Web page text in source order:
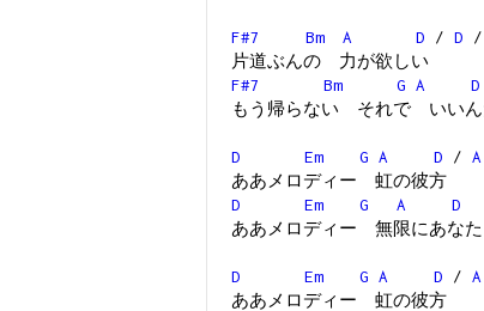
F#7 Bm A D / D /
片道ぶんの 力が欲しい
F#7
Bm G A D
もう帰らない それで いい
D Em G A D / A
ああメロディー 虹の彼方
D
Em G A D
ああメロディー 無限にあなた
D Em G A D / A
ああメロディー 虹の彼方